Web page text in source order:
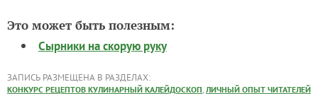
Это может быть полезным:
Сырники на скорую руку
ЗАПИСЬ РАЗМЕЩЕНА В РАЗДЕЛАХ:
КОНКУРС РЕЦЕПТОВ КУЛИНАРНЫЙ КАЛЕЙДОСКОП, ЛИЧНЫЙ ОПЫТ ЧИТАТЕЛЕЙ